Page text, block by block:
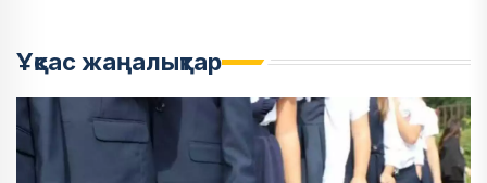
Ұқсас жаңалықтар